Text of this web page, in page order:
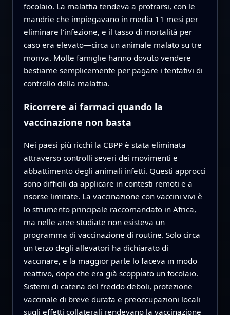
focolaio. La malattia tendeva a protrarsi, con le
mandrie che impiegavano in media 11 mesi per
eliminare l’infezione, e il tasso di mortalità per
caso era elevato—circa un animale malato su tre
moriva. Molte famiglie hanno dovuto vendere
bestiame semplicemente per pagare i tentativi di
controllo della malattia.
Ricorrere ai farmaci quando la
vaccinazione non basta
Nei paesi più ricchi la CBPP è stata eliminata
attraverso controlli severi dei movimenti e
abbattimento degli animali infetti. Questi approcci
sono difficili da applicare in contesti remoti e a
risorse limitate. La vaccinazione con vaccini vivi è
lo strumento principale raccomandato in Africa,
ma nelle aree studiate non esisteva un
programma di vaccinazione di routine. Solo circa
un terzo degli allevatori ha dichiarato di
vaccinare, e la maggior parte lo faceva in modo
reattivo, dopo che era già scoppiato un focolaio.
Sistemi di catena del freddo deboli, protezione
vaccinale di breve durata e preoccupazioni locali
sugli effetti collaterali rendevano la vaccinazione